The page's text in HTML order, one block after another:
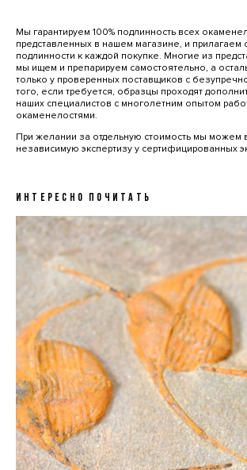
Мы гарантируем 100% подлинность всех
представленных в нашем магазине, и прилагаем
подлинности к каждой покупке. Многие из
мы ищем и препарируем самостоятельно, а
только у проверенных поставщиков с
того, если требуется, образцы проходят
наших специалистов с многолетним опытом
окаменелостями.
При желании за отдельную стоимость мы можем
независимую экспертизу у сертифицированных
ИНТЕРЕСНО ПОЧИТАТЬ